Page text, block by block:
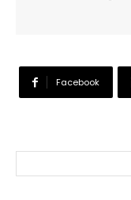
Facebook